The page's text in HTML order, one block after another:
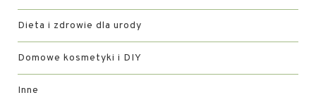
Dieta i zdrowie dla urody
Domowe kosmetyki i DIY
Inne